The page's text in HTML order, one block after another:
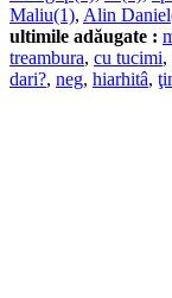
Maliu(1), Alin
ultimile adăugate :
treambura, cu tucimi,
dari?, neg, hiarhitâ,